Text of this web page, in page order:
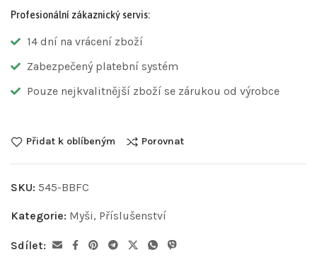
Profesionální zákaznický servis:
14 dní na vrácení zboží
Zabezpečený platební systém
Pouze nejkvalitnější zboží se zárukou od výrobce
Přidat k oblíbeným Porovnat
SKU: 545-BBFC
Kategorie: Myši, Příslušenství
Sdílet: